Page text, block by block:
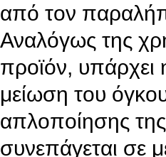
από τον
Αναλόγως της
προϊόν, υπάρχει
μείωση του
απλοποίησης
συνεπάγεται σε